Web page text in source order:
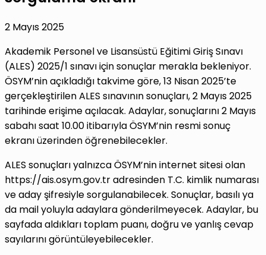
2 Mayıs 2025
Akademik Personel ve Lisansüstü Eğitimi Giriş Sınavı
(ALES) 2025/1 sınavı için sonuçlar merakla bekleniyor.
ÖSYM’nin açıkladığı takvime göre, 13 Nisan 2025’te
gerçekleştirilen ALES sınavının sonuçları, 2 Mayıs 2025
tarihinde erişime açılacak. Adaylar, sonuçlarını 2 Mayıs
sabahı saat 10.00 itibarıyla ÖSYM’nin resmi sonuç
ekranı üzerinden öğrenebilecekler.
ALES sonuçları yalnızca ÖSYM’nin internet sitesi olan
https://ais.osym.gov.tr adresinden T.C. kimlik numarası
ve aday şifresiyle sorgulanabilecek. Sonuçlar, basılı ya
da mail yoluyla adaylara gönderilmeyecek. Adaylar, bu
sayfada aldıkları toplam puanı, doğru ve yanlış cevap
sayılarını görüntüleyebilecekler.